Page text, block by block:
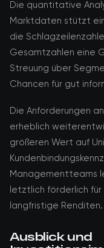
Die quantitative
Marktdaten stützt
die
Gesamtzahlen eine
Streuung über
Chancen für gut
Die Anforderungen
erheblich
größeren Wert auf
Managementteams
letztlich förderlich
langfristige Renditen.
Ausblick und